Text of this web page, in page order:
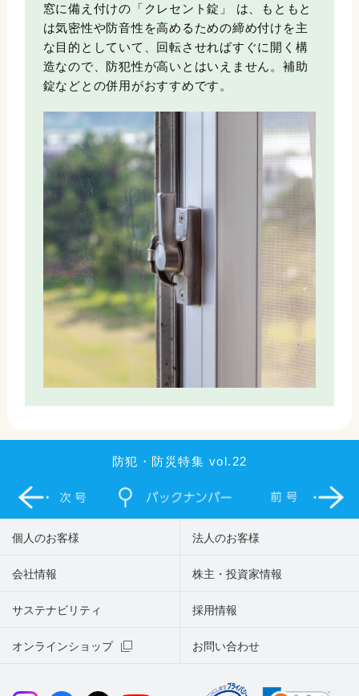
窓に備え付けの「クレセント錠」 は、もともと
は気密性や防音性を高めるための締め付けを主
な目的としていて、回転させればすぐに開く構
造なので、防犯性が高いとはいえません。補助
錠などとの併用がおすすめです。
防犯・防災特集 vol.22
個人のお客様 法人のお客様
会社情報 株主・投資家情報
サステナビリティ
オンラインショップ お問い合わせ
採用情報